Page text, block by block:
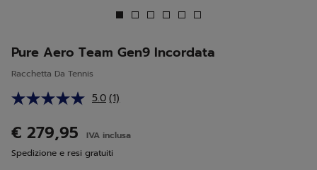
Pure Aero Team Gen9 Incordata
Racchetta Da Tennis
5.0 Leggi
Stesso
link
alla
(1)
€ 279,95
IVA inclusa
Spedizione e resi gratuiti